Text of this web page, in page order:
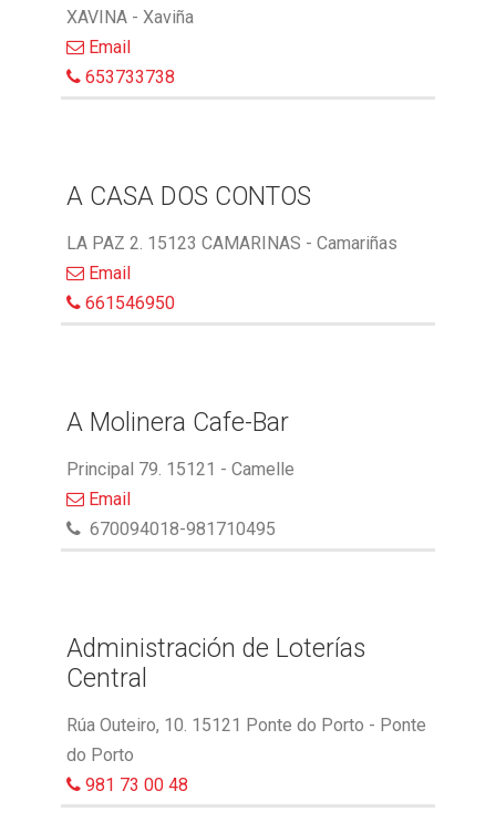
XAVINA - Xaviña
Email
653733738
A CASA DOS CONTOS
LA PAZ 2. 15123 CAMARINAS - Camariñas
Email
661546950
A Molinera Cafe-Bar
Principal 79. 15121 - Camelle
Email
670094018-981710495
Administración de Loterías
Central
Rúa Outeiro, 10. 15121 Ponte do Porto - Ponte
do Porto
981 73 00 48